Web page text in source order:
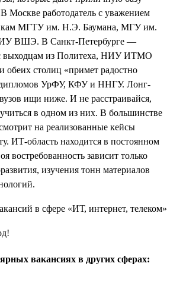
Москве работодатель с уважением
МГТУ им. Н.Э. Баумана, МГУ им.
ВШЭ. В Санкт-Петербурге —
выходцам из Политеха, НИУ ИТМО
обеих столиц «примет радостно
дипломов УрФУ, КФУ и ННГУ. Лонг-
ищи ниже. И не расстраивайся,
учиться в одном из них. В большинстве
на реализованные кейсы
ИТ-область находится в постоянном
востребованность зависит только
изучения тонн материалов
вакансиях в других сферах: